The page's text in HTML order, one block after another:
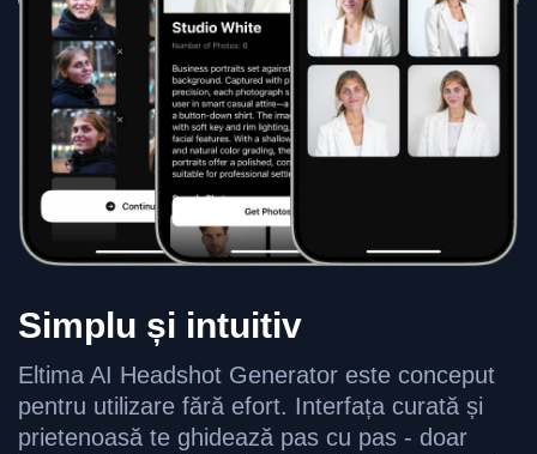
Simplu și intuitiv
Eltima AI Headshot Generator este conceput
pentru utilizare fără efort. Interfața curată și
prietenoasă te ghidează pas cu pas - doar